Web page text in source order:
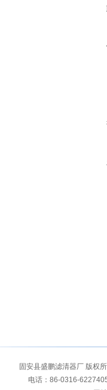
固安县盛鹏滤清器厂 版权
电话：86-0316-